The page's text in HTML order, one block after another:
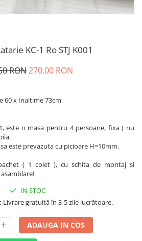
KC-1 Ro STJ K001
RON270,00 RON
60 x Inaltime 73cm
este o masa pentru 4 persoane, fixa ( nu
este prevazuta cu picioare H=10mm.
( 1 colet ), cu schita de montaj si
IN STOC
Livrare gratuită în 3-5 zile lucrătoare.
ADAUGA IN COS